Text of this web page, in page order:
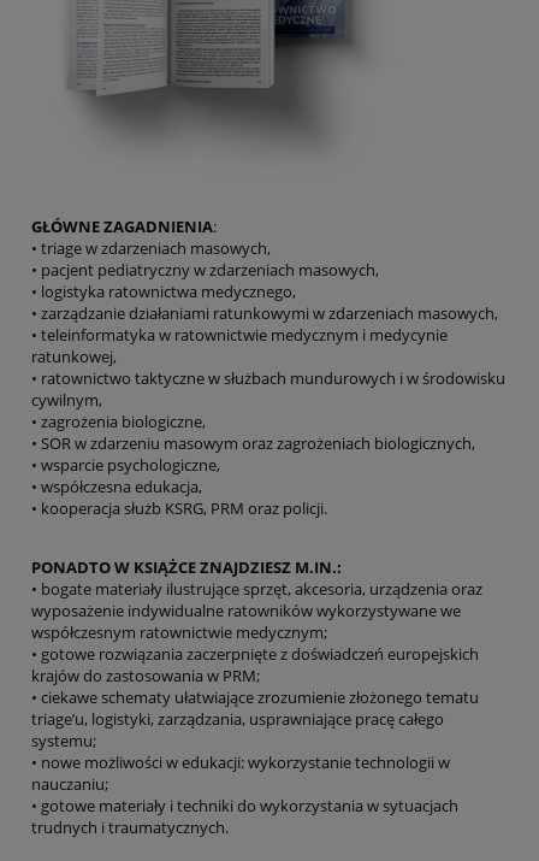
GŁÓWNE ZAGADNIENIA:
• triage w zdarzeniach masowych,
• pacjent pediatryczny w zdarzeniach masowych,
• logistyka ratownictwa medycznego,
• zarządzanie działaniami ratunkowymi w zdarze­niach masowych,
• teleinformatyka w ratownictwie medycznym i medycynie
ratunkowej,
• ratownictwo taktyczne w służbach mundurowych i w środowisku
cywilnym,
• zagrożenia biologiczne,
• SOR w zdarzeniu masowym oraz zagrożeniach biologicznych,
• wsparcie psychologiczne,
• współczesna edukacja,
• kooperacja służb KSRG, PRM oraz policji.
PONADTO W KSIĄŻCE ZNAJDZIESZ M.IN.:
• bogate materiały ilustrujące sprzęt, akcesoria, urządzenia oraz
wyposażenie indywidualne ratowników wykorzystywane we
współczesnym ratownictwie medycznym;
• gotowe rozwiązania zaczerpnięte z doświadczeń europejskich
krajów do zastosowania w PRM;
• ciekawe schematy ułatwiające zrozumienie złożonego tematu
triage’u, logistyki, zarządzania, usprawniające pracę całego
systemu;
• nowe możliwości w edukacji: wykorzystanie tech­nologii w
nauczaniu;
• gotowe materiały i techniki do wykorzystania w sytuacjach
trudnych i traumatycznych.